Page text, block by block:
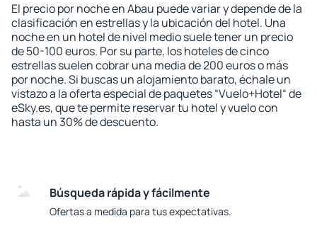
El precio por noche en Abau puede variar y depende de la
clasificación en estrellas y la ubicación del hotel. Una
noche en un hotel de nivel medio suele tener un precio
de 50-100 euros. Por su parte, los hoteles de cinco
estrellas suelen cobrar una media de 200 euros o más
por noche. Si buscas un alojamiento barato, échale un
vistazo a la oferta especial de paquetes “Vuelo+Hotel“ de
eSky.es, que te permite reservar tu hotel y vuelo con
hasta un 30% de descuento.
Búsqueda rápida y fácilmente
Ofertas a medida para tus expectativas.